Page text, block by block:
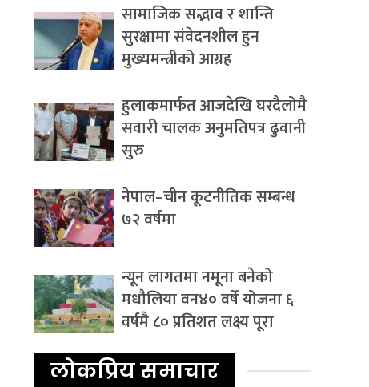
सामाजिक सद्भाव र शान्ति
सुरक्षामा संवेदनशील हुन
मुख्यमन्त्रीको आग्रह
हुलाकमार्फत आजदेखि घरदैलोमै
सवारी चालक अनुमतिपत्र ढुवानी
सुरु
नेपाल–चीन कूटनीतिक सम्बन्ध
७२ वर्षमा
न्यून लागतमा नमूना बनेको
मधौलिया वन४० वर्षे योजना ६
वर्षमै ८० प्रतिशत लक्ष्य पूरा
लोकप्रिय समाचार